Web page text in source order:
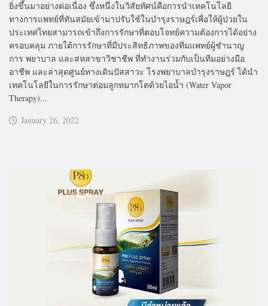
ยิ่งขึ้นมาอย่างต่อเนื่อง ซึ่งหนึ่งในวิสัยทัศน์คือการนำเทคโนโลยี
ทางการแพทย์ที่ทันสมัยเข้ามาปรับใช้ในบำรุงราษฎร์เพื่อให้ผู้ป่วยใน
ประเทศไทยสามารถเข้าถึงการรักษาที่ตอบโจทย์ความต้องการได้อย่าง
ครอบคลุม ภายใต้การรักษาที่มีประสิทธิภาพของทีมแพทย์ผู้ชำนาญ
การ พยาบาล และสหสาขาวิชาชีพ ที่ทำงานร่วมกับเป็นทีมอย่างมือ
อาชีพ และล่าสุดศูนย์ทางเดินปัสสาวะ โรงพยาบาลบำรุงราษฎร์ ได้นำ
เทคโนโลยีในการรักษาต่อมลูกหมากโตด้วยไอน้ำ (Water Vapor
Therapy)...
January 26, 2022